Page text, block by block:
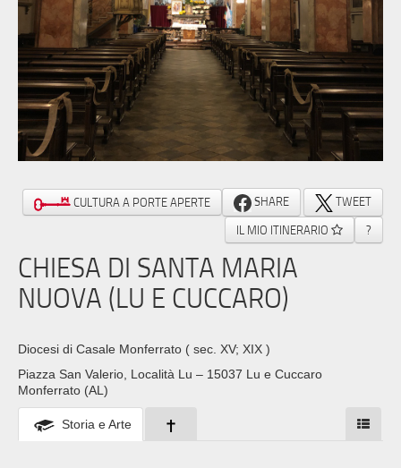
CULTURA A PORTE APERTE SHARE
TWEET
IL MIO ITINERARIO
?
CHIESA DI SANTA MARIA
NUOVA (LU E CUCCARO)
Diocesi di Casale Monferrato ( sec. XV; XIX )
Piazza San Valerio, Località Lu – 15037 Lu e Cuccaro
Monferrato (AL)
Storia e Arte